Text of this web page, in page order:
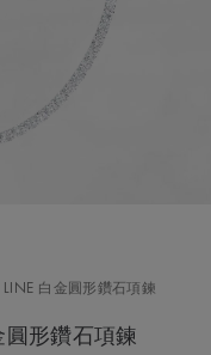
LINE 白金圓形鑽石項鍊
圓形鑽石項鍊